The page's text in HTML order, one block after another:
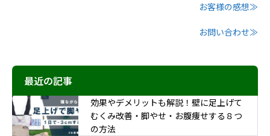
お客様の感想≫
お問い合わせ≫
最近の記事
効果やデメリットも解説！壁に足上げて
むくみ改善・脚やせ・お腹痩せする８つ
の方法